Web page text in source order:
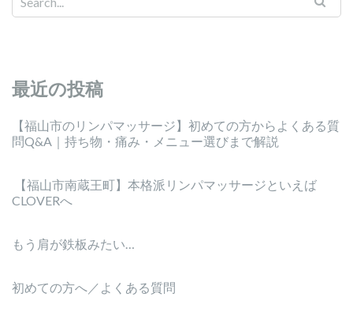
最近の投稿
【福山市のリンパマッサージ】初めての方からよくある質
問Q&A｜持ち物・痛み・メニュー選びまで解説
【福山市南蔵王町】本格派リンパマッサージといえば
CLOVERへ
もう肩が鉄板みたい…
初めての方へ／よくある質問